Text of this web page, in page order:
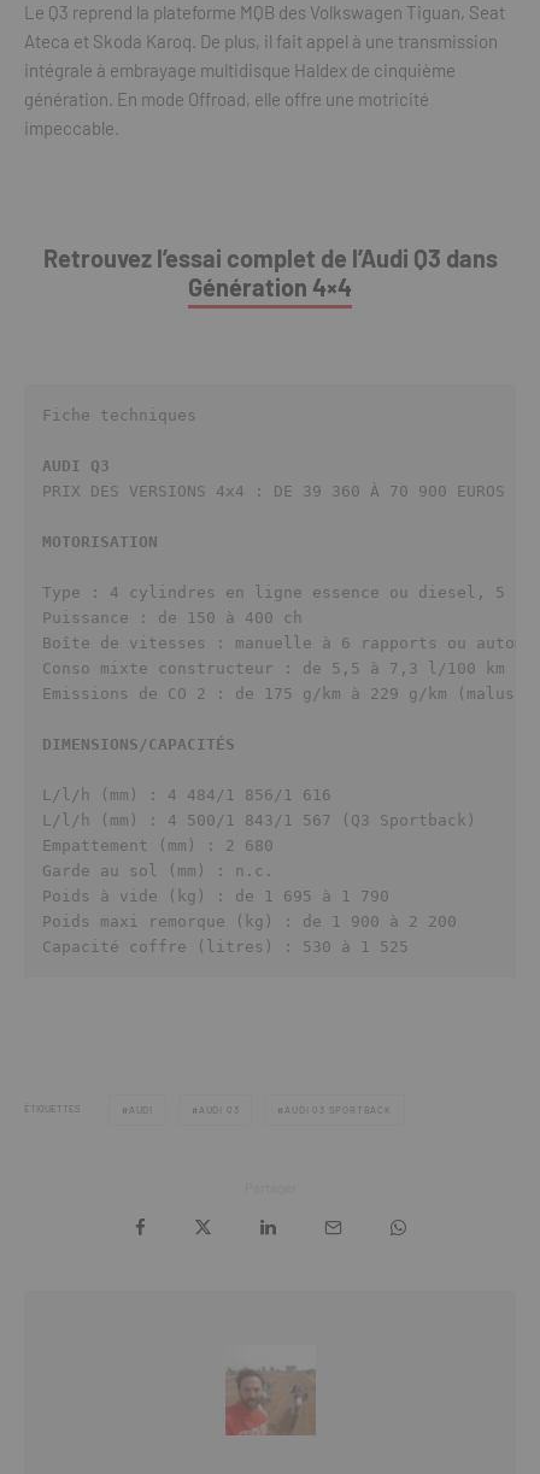
Le Q3 reprend la plateforme MQB des Volkswagen Tiguan, Seat
Ateca et Skoda Karoq. De plus, il fait appel à une transmission
intégrale à embrayage multidisque Haldex de cinquième
génération. En mode Offroad, elle offre une motricité
impeccable.
Retrouvez l’essai complet de l’Audi Q3 dans
Génération 4×4
Fiche techniques
AUDI Q3
MOTORISATION
Type : 4 cylindres en ligne essence ou diesel, 5
Puissance : de 150 à 400 ch
Boîte de vitesses : manuelle à 6 rapports ou
Conso mixte constructeur : de 5,5 à 7,3 l/100 km
Emissions de CO 2 : de 175 g/km à 229 g/km (malus
DIMENSIONS/CAPACITÉS
L/l/h (mm) : 4 484/1 856/1 616
L/l/h (mm) : 4 500/1 843/1 567 (Q3 Sportback)
Empattement (mm) : 2 680
Garde au sol (mm) : n.c.
Poids à vide (kg) : de 1 695 à 1 790
Poids maxi remorque (kg) : de 1 900 à 2 200
Capacité coffre (litres) : 530 à 1 525
ÉTIQUETTES AUDI AUDI Q3 AUDI Q3 SPORTBACK